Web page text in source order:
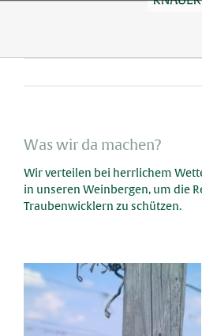
Was wir da machen?
Wir verteilen bei herrlichem
in unseren Weinbergen, um die
Traubenwicklern zu schützen.